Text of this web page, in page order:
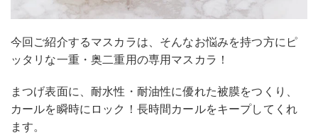
今回ご紹介するマスカラは、そんなお悩みを持つ方にピ
ッタリな一重・奥二重用の専用マスカラ！
まつげ表面に、耐水性・耐油性に優れた被膜をつくり、
カールを瞬時にロック！長時間カールをキープしてくれ
ます。